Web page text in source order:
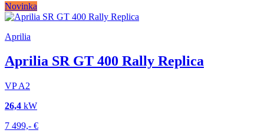
Novinka
Aprilia
Aprilia SR GT 400 Rally Replica
VPA2
26,4 kW
7 499,- €